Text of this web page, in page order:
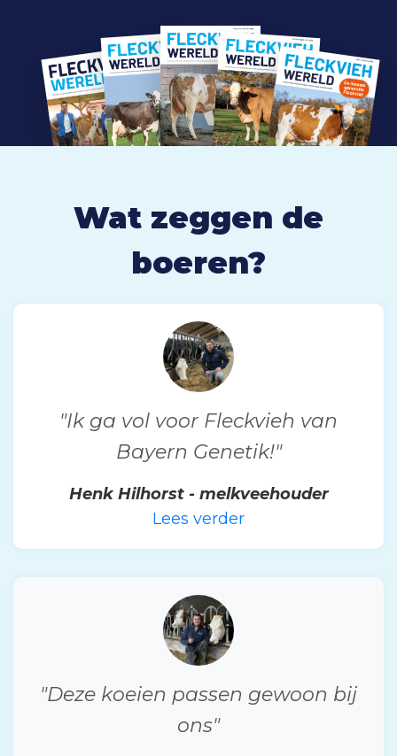
Wat zeggen de
boeren?
"Ik ga vol voor Fleckvieh van
Bayern Genetik!"
Henk Hilhorst - melkveehouder
Lees verder
"Deze koeien passen gewoon bij
ons"